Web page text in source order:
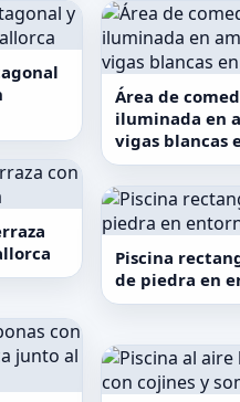
Área de
iluminada en
vigas blancas
Piscina
de piedra en